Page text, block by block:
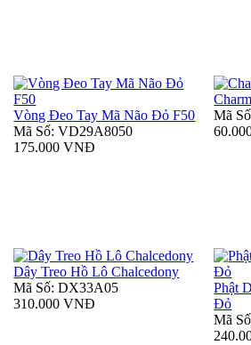
Vòng Đeo Tay Mã Não Đỏ F50
Mã Số: VD29A8050
175.000 VNĐ
Mã
Dây Treo Hồ Lô Chalcedony
Mã Số: DX33A05
310.000 VNĐ
Phật
Đỏ
Mã